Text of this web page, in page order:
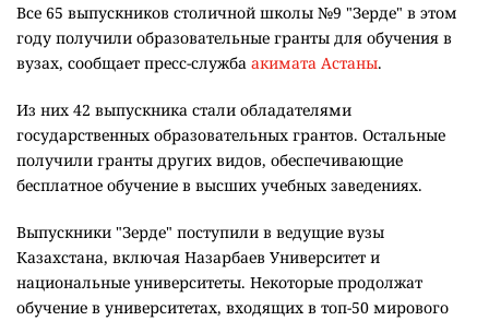
Все 65 выпускников столичной школы №9 "Зерде" в этом
году получили образовательные гранты для обучения в
вузах, сообщает пресс-служба акимата Астаны.
Из них 42 выпускника стали обладателями
государственных образовательных грантов. Остальные
получили гранты других видов, обеспечивающие
бесплатное обучение в высших учебных заведениях.
Выпускники "Зерде" поступили в ведущие вузы
Казахстана, включая Назарбаев Университет и
национальные университеты. Некоторые продолжат
обучение в университетах, входящих в топ-50 мирового